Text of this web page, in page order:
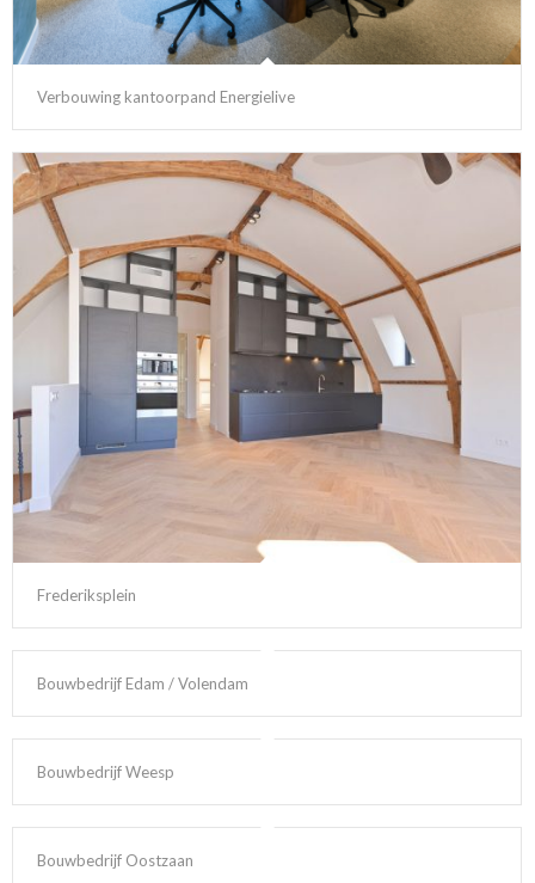
Verbouwing kantoorpand Energielive
Frederiksplein
Bouwbedrijf Edam / Volendam
Bouwbedrijf Weesp
Bouwbedrijf Oostzaan